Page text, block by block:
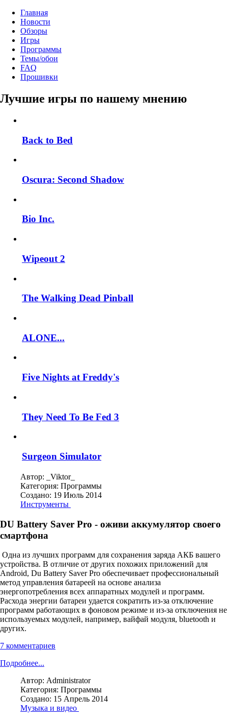
Главная
Новости
Обзоры
Игры
Программы
Темы/обои
FAQ
Прошивки
Лучшие игры по нашему мнению
Back to Bed
Oscura: Second Shadow
Bio Inc.
Wipeout 2
The Walking Dead Pinball
ALONE...
Five Nights at Freddy's
They Need To Be Fed 3
Surgeon Simulator
Автор:
_Viktor_
Категория: Программы
Создано: 19 Июль 2014
Инструменты
DU Battery Saver Pro - оживи аккумулятор своего
смартфона
Одна из лучших программ для сохранения заряда АКБ вашего
устройства. В отличие от других похожих приложений для
Android, Du Battery Saver Pro обеспечивает профессиональный
метод управления батареей на основе анализа
энергопотребления всех аппаратных модулей и программ.
Расхода энергии батареи удается сократить из-за отключение
программ работающих в фоновом режиме и из-за отключения не
используемых модулей, например, вайфай модуля, bluetooth и
других.
7 комментариев
Подробнее...
Автор: Administrator
Категория: Программы
Создано: 15 Апрель 2014
Музыка и видео